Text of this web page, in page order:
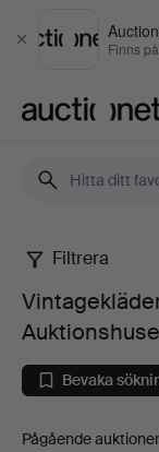
Stäng Finns
på
Filtrera
Bevaka
Pågående auktioner